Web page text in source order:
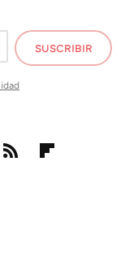
SUSCRIBIR